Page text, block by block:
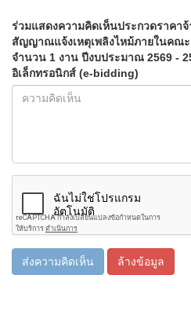
ร่วมแสดงความคิดเห็นประกวดราคา
สัญญาณแจ้งเหตุเพลิงไหม้ภายในคณ
จำนวน 1 งาน ปีงบประมาณ 2569 -
อิเล็กทรอนิกส์ (e-bidding)
ส่งความคิดเห็น ล้างข้อมูล